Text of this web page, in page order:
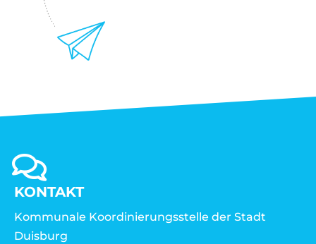
KONTAKT
Kommunale Koordinierungsstelle der Stadt
Duisburg